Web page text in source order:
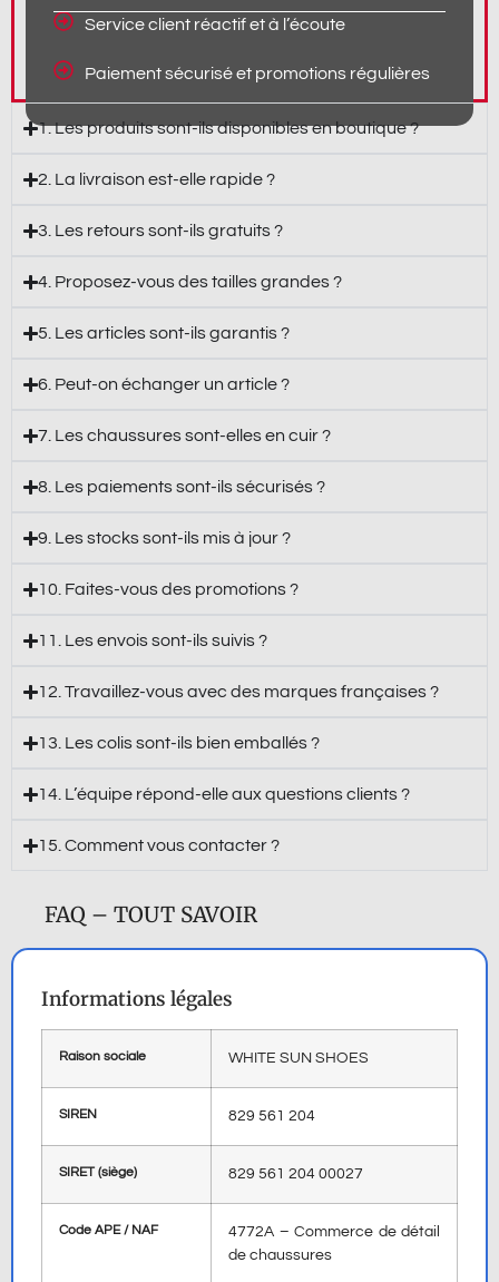
Service client réactif et à l’écoute
Paiement sécurisé et promotions régulières
1. Les produits sont-ils disponibles en boutique ?
2. La livraison est-elle rapide ?
3. Les retours sont-ils gratuits ?
4. Proposez-vous des tailles grandes ?
5. Les articles sont-ils garantis ?
6. Peut-on échanger un article ?
7. Les chaussures sont-elles en cuir ?
8. Les paiements sont-ils sécurisés ?
9. Les stocks sont-ils mis à jour ?
10. Faites-vous des promotions ?
11. Les envois sont-ils suivis ?
12. Travaillez-vous avec des marques françaises ?
13. Les colis sont-ils bien emballés ?
14. L’équipe répond-elle aux questions clients ?
15. Comment vous contacter ?
FAQ – TOUT SAVOIR
Informations légales
Raison sociale WHITE SUN SHOES
SIREN 829 561 204
SIRET (siège) 829 561 204 00027
Code APE / NAF
4772A – Commerce de détail
de chaussures